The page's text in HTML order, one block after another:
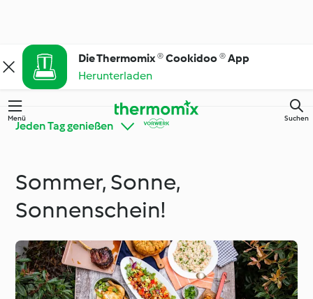
Die Thermomix ® Cookidoo ® App
Herunterladen
Menü Suchen
Jeden Tag genießen
Auf die Zutat kommt
es an
Thermomix® Tipps und
Tricks
Ernährungstrends Tutorials
Sommer, Sonne,
Sonnenschein!